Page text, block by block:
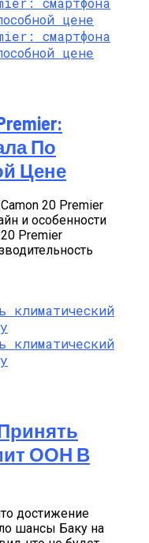
По
Цене
20 Premier
и особенности
Premier
ООН В
достижение
шансы Баку на